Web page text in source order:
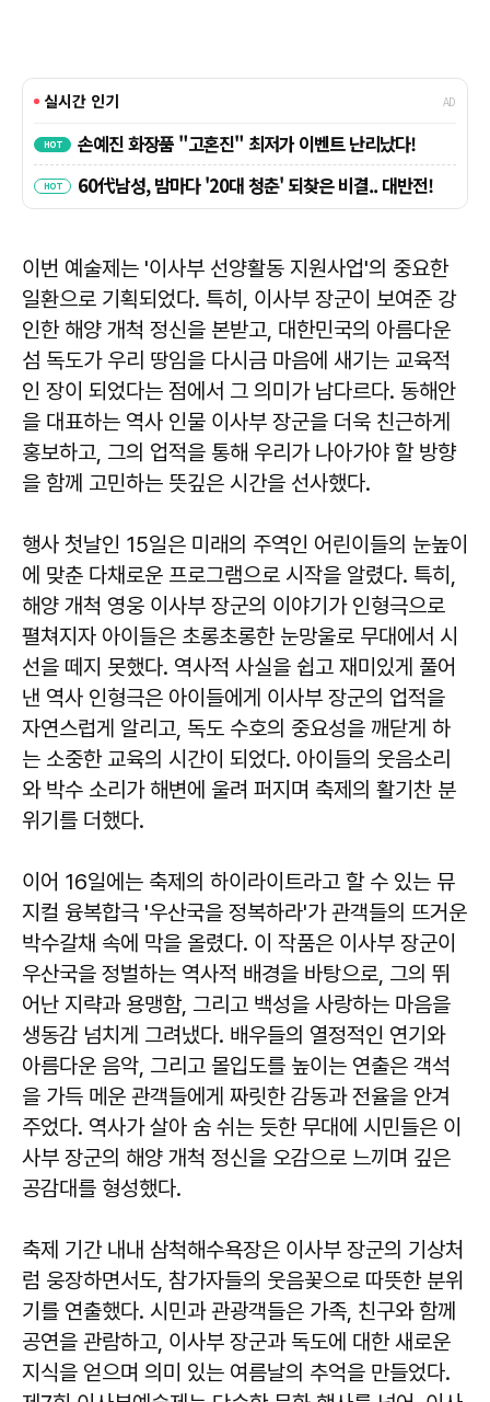
이번 예술제는 '이사부 선양활동 지원사업'의 중요한
일환으로 기획되었다. 특히, 이사부 장군이 보여준 강
인한 해양 개척 정신을 본받고, 대한민국의 아름다운
섬 독도가 우리 땅임을 다시금 마음에 새기는 교육적
인 장이 되었다는 점에서 그 의미가 남다르다. 동해안
을 대표하는 역사 인물 이사부 장군을 더욱 친근하게
홍보하고, 그의 업적을 통해 우리가 나아가야 할 방향
을 함께 고민하는 뜻깊은 시간을 선사했다.
행사 첫날인 15일은 미래의 주역인 어린이들의 눈높이
에 맞춘 다채로운 프로그램으로 시작을 알렸다. 특히,
해양 개척 영웅 이사부 장군의 이야기가 인형극으로
펼쳐지자 아이들은 초롱초롱한 눈망울로 무대에서 시
선을 떼지 못했다. 역사적 사실을 쉽고 재미있게 풀어
낸 역사 인형극은 아이들에게 이사부 장군의 업적을
자연스럽게 알리고, 독도 수호의 중요성을 깨닫게 하
는 소중한 교육의 시간이 되었다. 아이들의 웃음소리
와 박수 소리가 해변에 울려 퍼지며 축제의 활기찬 분
위기를 더했다.
이어 16일에는 축제의 하이라이트라고 할 수 있는 뮤
지컬 융복합극 '우산국을 정복하라'가 관객들의 뜨거운
박수갈채 속에 막을 올렸다. 이 작품은 이사부 장군이
우산국을 정벌하는 역사적 배경을 바탕으로, 그의 뛰
어난 지략과 용맹함, 그리고 백성을 사랑하는 마음을
생동감 넘치게 그려냈다. 배우들의 열정적인 연기와
아름다운 음악, 그리고 몰입도를 높이는 연출은 객석
을 가득 메운 관객들에게 짜릿한 감동과 전율을 안겨
주었다. 역사가 살아 숨 쉬는 듯한 무대에 시민들은 이
사부 장군의 해양 개척 정신을 오감으로 느끼며 깊은
공감대를 형성했다.
축제 기간 내내 삼척해수욕장은 이사부 장군의 기상처
럼 웅장하면서도, 참가자들의 웃음꽃으로 따뜻한 분위
기를 연출했다. 시민과 관광객들은 가족, 친구와 함께
공연을 관람하고, 이사부 장군과 독도에 대한 새로운
지식을 얻으며 의미 있는 여름날의 추억을 만들었다.